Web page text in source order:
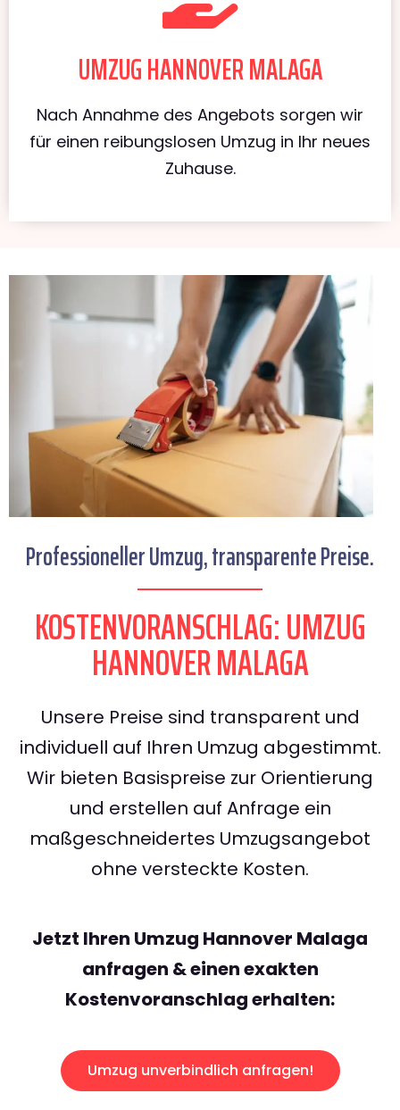
UMZUG HANNOVER MALAGA
Nach Annahme des Angebots sorgen wir
für einen reibungslosen Umzug in Ihr neues
Zuhause.
Professioneller Umzug, transparente Preise.
KOSTENVORANSCHLAG: UMZUG
HANNOVER MALAGA
Unsere Preise sind transparent und
individuell auf Ihren Umzug abgestimmt.
Wir bieten Basispreise zur Orientierung
und erstellen auf Anfrage ein
maßgeschneidertes Umzugsangebot
ohne versteckte Kosten.
Jetzt Ihren Umzug Hannover Malaga
anfragen & einen exakten
Kostenvoranschlag erhalten:
Umzug unverbindlich anfragen!